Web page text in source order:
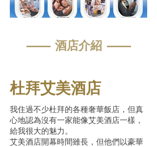
—— 酒店介紹 ——
杜拜艾美酒店
我住過不少杜拜的各種奢華飯店，但真
心地認為沒有一家能像艾美酒店一樣，
給我很大的魅力。
艾美酒店開幕時間雖長，但他們以豪華